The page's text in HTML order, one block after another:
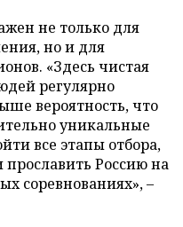
не только для
но и для
«Здесь чистая
регулярно
вероятность, что
уникальные
все этапы отбора,
Россию на
соревнованиях», –